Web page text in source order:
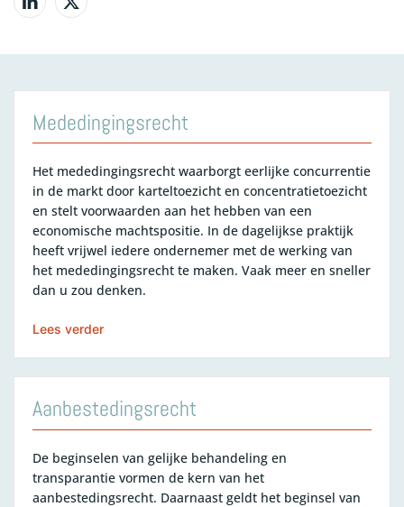
Mededingingsrecht
Het mededingingsrecht waarborgt eerlijke concurrentie
in de markt door karteltoezicht en concentratietoezicht
en stelt voorwaarden aan het hebben van een
economische machtspositie. In de dagelijkse praktijk
heeft vrijwel iedere ondernemer met de werking van
het mededingingsrecht te maken. Vaak meer en sneller
dan u zou denken.
Lees verder
Aanbestedingsrecht
De beginselen van gelijke behandeling en
transparantie vormen de kern van het
aanbestedingsrecht. Daarnaast geldt het beginsel van